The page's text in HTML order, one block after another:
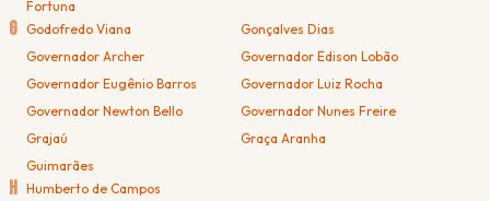
Fortuna
G Godofredo Viana
Gonçalves Dias
Governador Archer
Governador Edison Lobão
Governador Eugênio Barros
Governador Luiz Rocha
Governador Newton Bello
Governador Nunes Freire
Grajaú
Graça Aranha
Guimarães
H Humberto de Campos